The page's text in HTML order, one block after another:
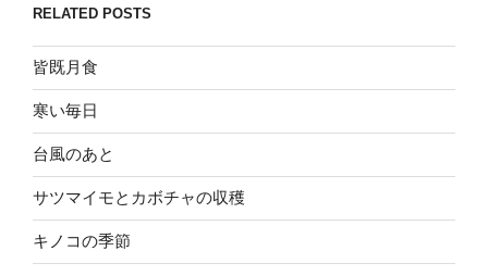
RELATED POSTS
皆既月食
寒い毎日
台風のあと
サツマイモとカボチャの収穫
キノコの季節